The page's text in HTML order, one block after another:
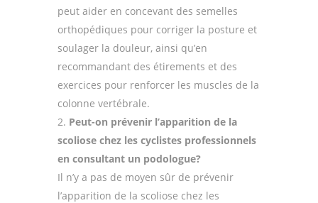
peut aider en concevant des semelles
orthopédiques pour corriger la posture et
soulager la douleur, ainsi qu’en
recommandant des étirements et des
exercices pour renforcer les muscles de la
colonne vertébrale.
Peut-on prévenir l’apparition de la
scoliose chez les cyclistes professionnels
en consultant un podologue?
Il n’y a pas de moyen sûr de prévenir
l’apparition de la scoliose chez les